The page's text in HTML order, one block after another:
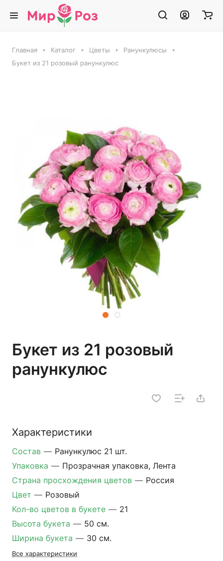
Главная Каталог Цветы
Ранункулюсы
Букет из 21 розовый ранункулюс
Букет из 21 розовый
ранункулюс
Характеристики
Состав — Ранункулюс 21 шт.
Упаковка — Прозрачная упаковка, Лента
Страна просхождения цветов — Россия
Цвет — Розовый
Кол-во цветов в букете — 21
Высота букета — 50 см.
Ширина букета — 30 см.
Все характеристики